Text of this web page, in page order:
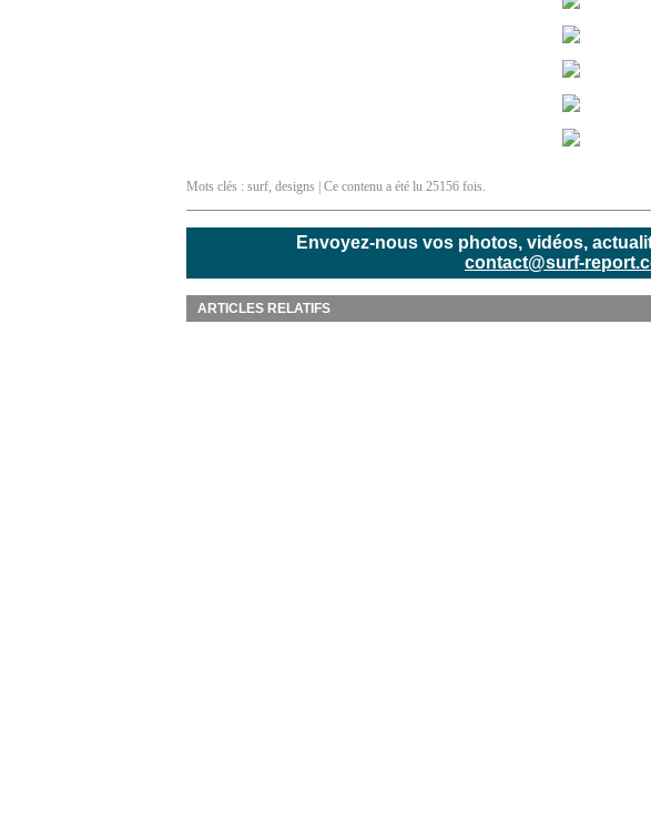
Mots clés : surf, designs | Ce contenu a été lu 25156 fois.
Envoyez-nous vos photos, vidéos,
contact@surf-
ARTICLES RELATIFS